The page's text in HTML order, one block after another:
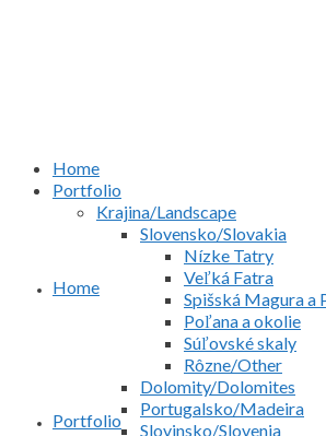
Home
Portfolio
Home
Portfolio
Krajina/Landscape
Slovensko/Slovakia
Nízke Tatry
Veľká Fatra
Spišská Magura a
Poľana a okolie
Súľovské skaly
Rôzne/Other
Dolomity/Dolomites
Portugalsko/Madeira
Slovinsko/Slovenia